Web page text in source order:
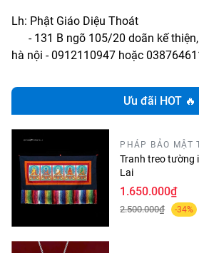
Lh: Phật Giáo Diệu Thoát
- 131 B ngõ 105/20 doãn kế thiện,
hà nội - 0912110947 hoặc
Ưu đãi HOT 🔥
PHÁP BẢO MẬT
Tranh treo tường
Lai
1.650.000₫
2.500.000₫ -34%